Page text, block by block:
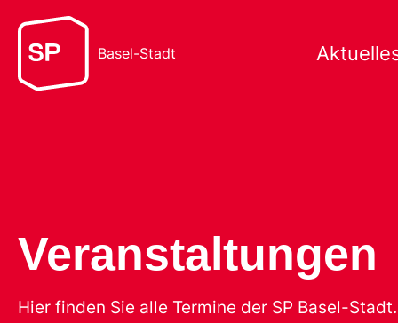
Basel-Stadt
Veranstaltungen
Hier finden Sie alle Termine der SP Basel-